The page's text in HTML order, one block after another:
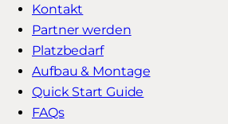
Kontakt
Partner werden
Platzbedarf
Aufbau & Montage
Quick Start Guide
FAQs